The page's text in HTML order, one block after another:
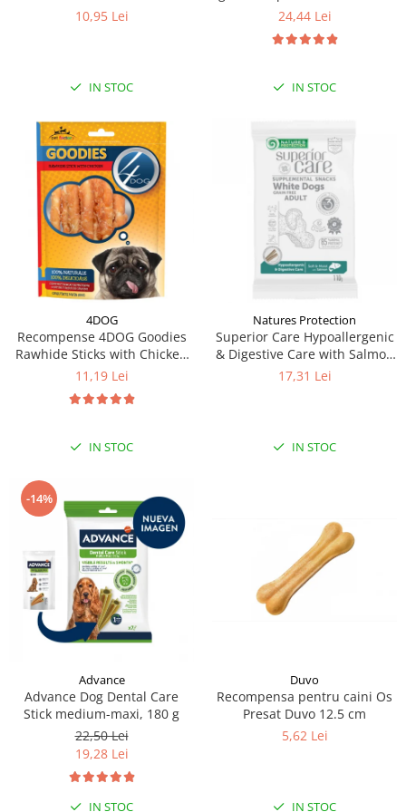
10,95 Lei
IN STOC
si somon 8 x 12 g
24,44 Lei
IN STOC
4DOG
Recompense 4DOG Goodies
Rawhide Sticks with Chicken
100g
11,19 Lei
IN STOC
Natures Protection
Superior Care Hypoallergenic
& Digestive Care with Salmon
(110g)
17,31 Lei
IN STOC
-14%
Advance
Advance Dog Dental Care
Stick medium-maxi, 180 g
22,50 Lei
19,28 Lei
IN STOC
Duvo
Recompensa pentru caini Os
Presat Duvo 12.5 cm
5,62 Lei
IN STOC